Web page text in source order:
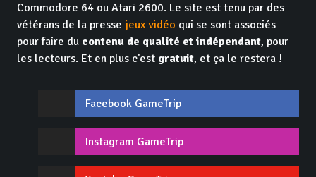
Commodore 64 ou Atari 2600. Le site est tenu par des
vétérans de la presse jeux vidéo qui se sont associés
pour faire du contenu de qualité et indépendant, pour
les lecteurs. Et en plus c'est gratuit, et ça le restera !
Facebook GameTrip
Instagram GameTrip